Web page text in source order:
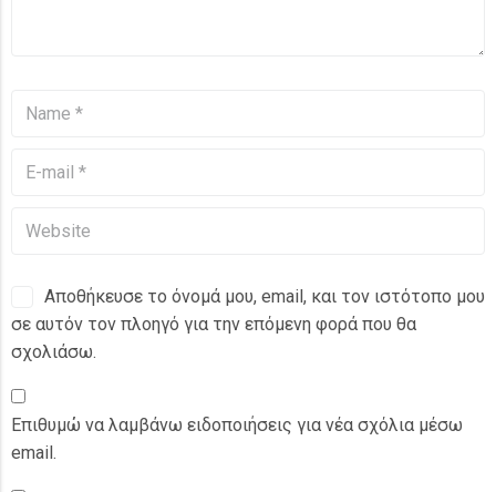
Αποθήκευσε το όνομά μου, email, και τον ιστότοπο μου
σε αυτόν τον πλοηγό για την επόμενη φορά που θα
σχολιάσω.
Επιθυμώ να λαμβάνω ειδοποιήσεις για νέα σχόλια μέσω
email.